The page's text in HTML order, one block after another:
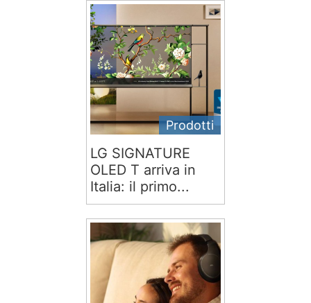
Prodotti
LG SIGNATURE
OLED T arriva in
Italia: il primo...